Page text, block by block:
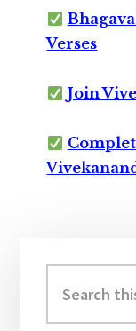
Verses
Join
Sidebar
this
website